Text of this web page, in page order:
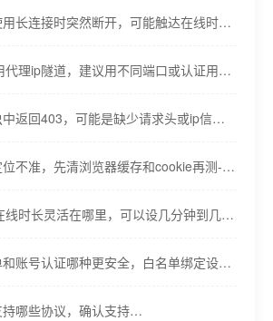
长连接时突然断开，可能触达在线时长
代理ip隧道，建议用不同端口或认证用户
返回403，可能是缺少请求头或ip信誉
不准，先清浏览器缓存和cookie再测----
线时长灵活在哪里，可以设几分钟到几小
账号认证哪种更安全，白名单绑定设
哪些协议，确认支持